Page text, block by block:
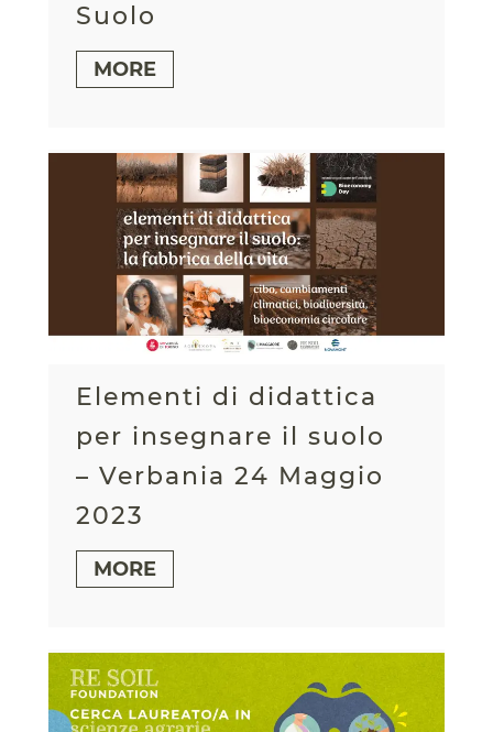
Suolo
MORE
Elementi di didattica
per insegnare il suolo
– Verbania 24 Maggio
2023
MORE